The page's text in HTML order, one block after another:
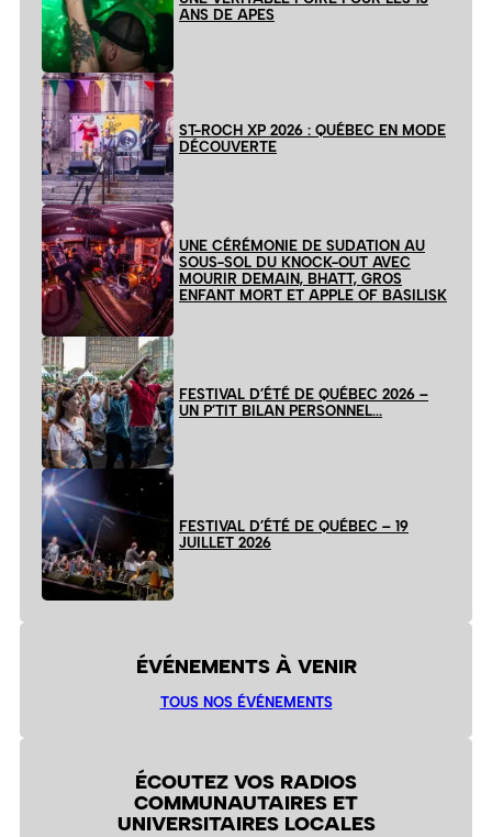
ANS DE APES
ST-ROCH XP 2026 : QUÉBEC EN MODE
DÉCOUVERTE
UNE CÉRÉMONIE DE SUDATION AU
SOUS-SOL DU KNOCK-OUT AVEC
MOURIR DEMAIN, BHATT, GROS
ENFANT MORT ET APPLE OF BASILISK
FESTIVAL D’ÉTÉ DE QUÉBEC 2026 –
UN P’TIT BILAN PERSONNEL…
FESTIVAL D’ÉTÉ DE QUÉBEC – 19
JUILLET 2026
ÉVÉNEMENTS À VENIR
TOUS NOS ÉVÉNEMENTS
ÉCOUTEZ VOS RADIOS
COMMUNAUTAIRES ET
UNIVERSITAIRES LOCALES